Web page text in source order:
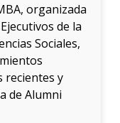
organizada
de la
Sociales,
recientes y
de Alumni